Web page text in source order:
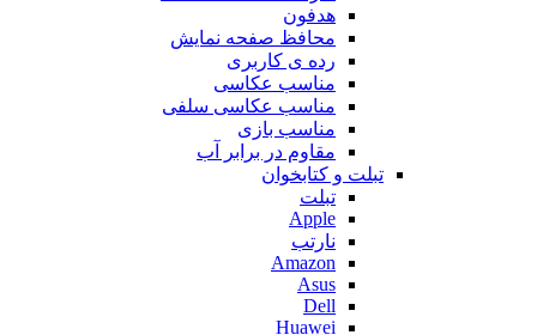
هدفون
محافظ صفحه نمایش
رده ی کاربری
مناسب عکاسی
مناسب عکاسی سلفی
مناسب بازی
مقاوم در برابر آب
تبلت و کتابخوان
تبلت
Apple
نارتب
Amazon
Asus
Dell
Huawei